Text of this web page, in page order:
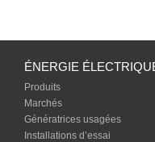
ÉNERGIE
Produits
Marchés
Génératrices usagées
Installations d’essai